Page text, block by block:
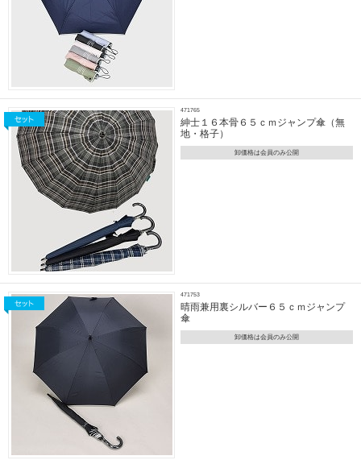
471765
紳士１６本骨６５ｃｍジャンプ傘（無
地・格子）
卸価格は会員のみ公開
471753
晴雨兼用裏シルバー６５ｃｍジャンプ
傘
卸価格は会員のみ公開